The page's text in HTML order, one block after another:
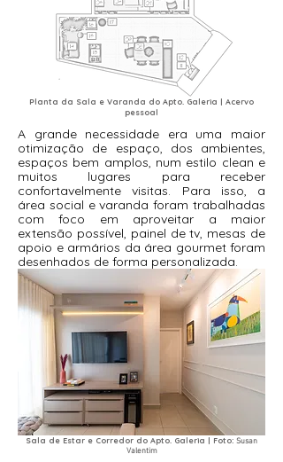
Planta da Sala e Varanda do Apto. Galeria | Acervo
pessoal
A grande necessidade era uma maior
otimização de espaço, dos ambientes,
espaços bem amplos, num estilo clean e
muitos lugares para receber
confortavelmente visitas. Para isso, a
área social e varanda foram trabalhadas
com foco em aproveitar a maior
extensão possível, painel de tv, mesas de
apoio e armários da área gourmet foram
desenhados de forma personalizada.
Sala de Estar e Corredor do Apto. Galeria | Foto: Susan
Valentim